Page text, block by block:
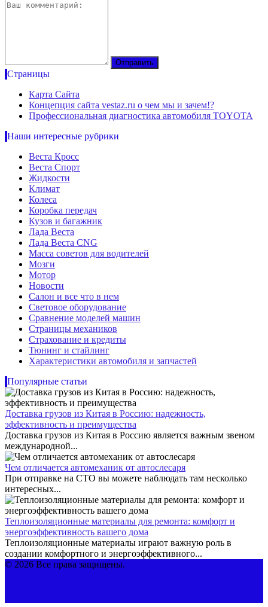
Страницы
Карта Сайта
Концепция сайта vestaz.ru о чем мы и зачем!?
Профессиональная диагностика автомобиля TOYOTA
Наши интересные рубрики
Веста Кросс
Веста Спорт
Жидкости
Климат
Колеса
Коробка передач
Кузов и багажник
Лада Веста
Лада Веста CNG
Масса советов для водителей
Мозги
Мотор
Новости
Салон и все что в нем
Световое оборудование
Сравнение моделей машин
Страницы механиков
Страхование и кредиты
Тюнинг и стайлинг
Характеристики автомобиля и запчастей
Популярные статьи
Доставка грузов из Китая в Россию: надежность,
эффективность и преимущества
Доставка грузов из Китая в Россию является важным звеном
международной...
Чем отличается автомеханик от автослесаря
При отправке на СТО вы можете наблюдать там несколько
интересных...
Теплоизоляционные материалы для ремонта: комфорт и
энергоэффективность вашего дома
Теплоизоляционные материалы играют важную роль в
создании комфортного и энергоэффективного...
© 2026 Все права защищены.